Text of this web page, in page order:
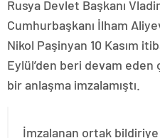
Rusya Devlet Başkanı
Cumhurbaşkanı İlham
Nikol Paşinyan 10 Kasım
Eylül’den beri devam eden
bir anlaşma imzalamıştı.
İmzalanan ortak